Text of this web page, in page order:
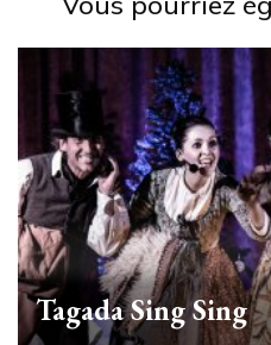
Tagada Sing Sing